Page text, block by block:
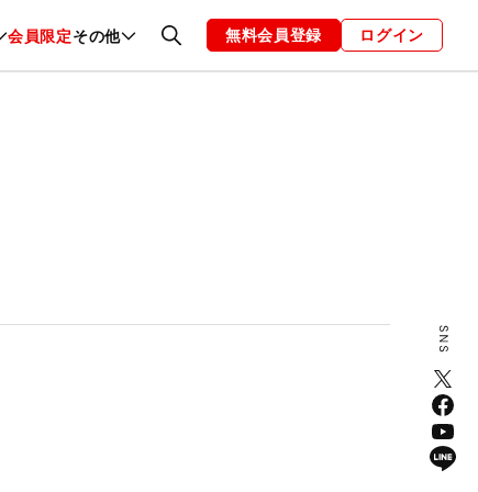
会員限定その他
ッション 恋愛・結婚 編集部 お知らせ
無料会員登録 ログイン